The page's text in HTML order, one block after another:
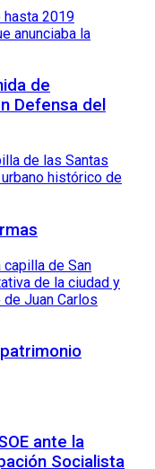
de
Defensa del
ante la
Socialista